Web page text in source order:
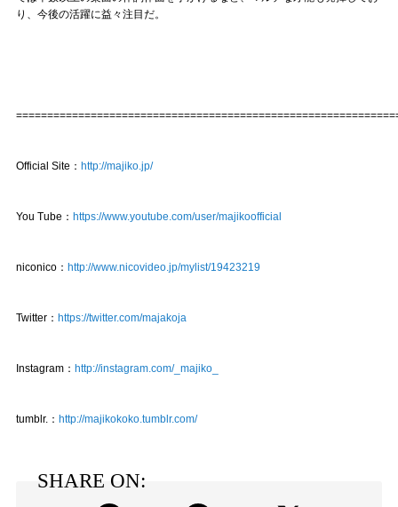
り、今後の活躍に益々注目だ。
Official Site： http://majiko.jp/
You Tube： https://www.youtube.com/user/majikoofficial
niconico： http://www.nicovideo.jp/mylist/19423219
Twitter： https://twitter.com/majakoja
Instagram： http://instagram.com/_majiko_
tumblr.： http://majikokoko.tumblr.com/
SHARE ON: